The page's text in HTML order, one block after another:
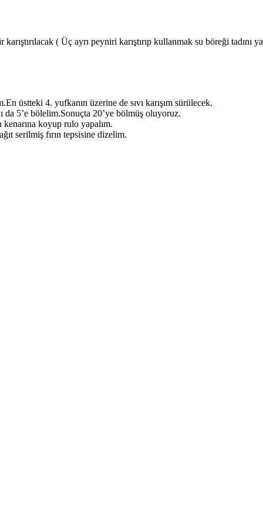
( Üç ayrı peyniri karıştırıp kullanmak su böreği tadını
üstteki 4. yufkanın üzerine de sıvı karışım sürülecek.
5’e bölelim.Sonuçta 20’ye bölmüş oluyoruz.
kenarına koyup rulo yapalım.
serilmiş fırın tepsisine dizelim.